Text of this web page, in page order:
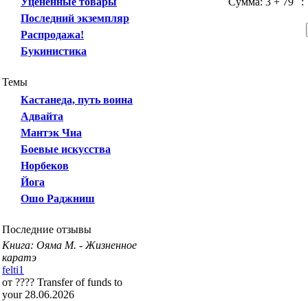
Последний экземпляр
Распродажа!
Букинистика
Темы
Кастанеда, путь воина
Адвайта
Мантэк Чиа
Боевые искусства
Норбеков
Йога
Ошо Раджниш
Последние отзывы
Книга: Ояма М. - Жизненное
каратэ
felti1
от ???? Transfer of funds to
your 28.06.2026